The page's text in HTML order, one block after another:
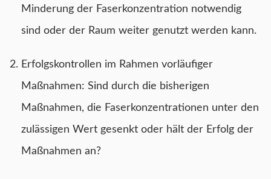
Minderung der Faserkonzentration notwendig
sind oder der Raum weiter genutzt werden kann.
Erfolgskontrollen im Rahmen vorläufiger
Maßnahmen: Sind durch die bisherigen
Maßnahmen, die Faserkonzentrationen unter den
zulässigen Wert gesenkt oder hält der Erfolg der
Maßnahmen an?